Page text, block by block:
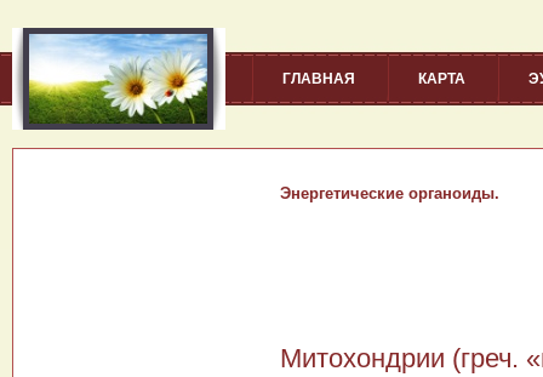
ГЛАВНАЯ КАРТА
Энергетические органоиды.
Митохондрии (греч.